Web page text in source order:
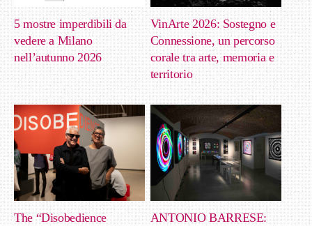
5 mostre imperdibili da
vedere a Milano
nell’autunno 2026
VinArte 2026: Sostegno e
Connessione, un percorso
corale tra arte, memoria e
territorio
The “Disobedience
ANTONIO BARRESE: